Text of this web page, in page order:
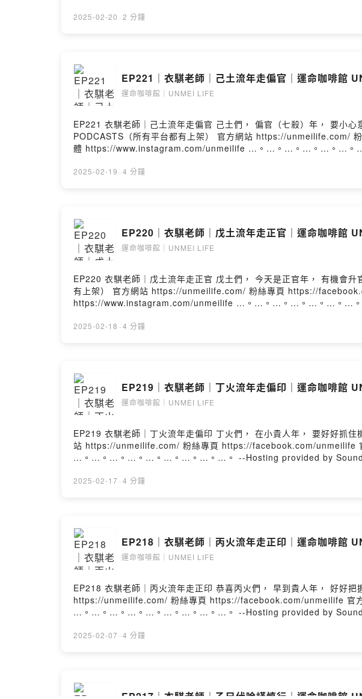
2025-02-20 · 2 分鐘
EP221｜衣騏老師｜己土流年走偏官｜運命咖啡館
運命咖啡館｜UNMEI LIFE
EP221 衣騏老師｜己土流年走偏官 己土們， 偏官（七殺）年， 要小心意外， 以往不敢做的決定， 也可以趁現在做決定。 …。…。…。…。…。…。…。…。…。
PODCASTS（所有平台都有上架） 官方網站 https://
體 https://www.instagram.com/unmeilife …。…。…。…。…。…。
2025-02-19 · 4 分鐘
EP220｜衣騏老師｜戊土流年走正官｜運命咖啡館
運命咖啡館｜UNMEI LIFE
EP220 衣騏老師｜戊土流年走正官 戊土們， 今天是正官年， 有機會升官的，想生孩子的加油～ …。…。…。…。…。…。…。…。…。 PODCASTS（所有平台都
有上架） 官方網站 https://unmeilife.com/ 粉絲專頁 https://
https://www.instagram.com/unmeilife …。…。…。…。…。…。…
2025-02-18 · 4 分鐘
EP219｜衣騏老師｜丁火流年走偏印｜運命咖啡館
運命咖啡館｜UNMEI LIFE
EP219 衣騏老師｜丁火流年走偏印 丁火們， 在小貴人年， 要好好抓住機會唷～ …。…。…。…。…。…。…。…。…。 PODCASTS（所有平台都有上架） 官方網
站 https://unmeilife.com/ 粉絲專頁 https://facebook.com/
…。…。…。…。…。…。…。…。…。 --Hosting provided by
2025-02-17 · 4 分鐘
EP218｜衣騏老師｜丙火流年走正印｜運命咖啡館
運命咖啡館｜UNMEI LIFE
EP218 衣騏老師｜丙火流年走正印 恭喜丙火們， 早到貴人年， 好好把握唷～ …。…。…。…。…。…。…。…。…。 PODCASTS（所有平台都有上架） 官方網站
https://unmeilife.com/ 粉絲專頁 https://facebook.com/unmeilife
…。…。…。…。…。…。…。…。…。 --Hosting provided by
2025-02-07 · 4 分鐘